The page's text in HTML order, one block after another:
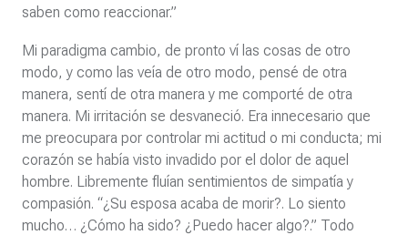
saben como reaccionar.”
Mi paradigma cambio, de pronto ví las cosas de otro
modo, y como las veía de otro modo, pensé de otra
manera, sentí de otra manera y me comporté de otra
manera. Mi irritación se desvaneció. Era innecesario que
me preocupara por controlar mi actitud o mi conducta; mi
corazón se había visto invadido por el dolor de aquel
hombre. Libremente fluían sentimientos de simpatía y
compasión. “¿Su esposa acaba de morir?. Lo siento
mucho… ¿Cómo ha sido? ¿Puedo hacer algo?.” Todo